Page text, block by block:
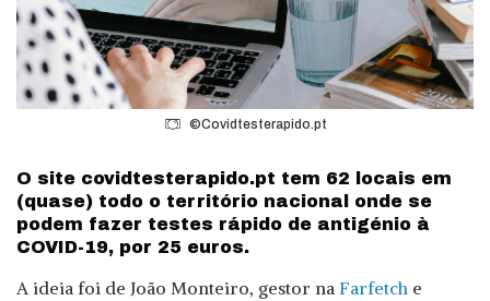
©Covidtesterapido.pt
O site covidtesterapido.pt tem 62 locais em
(quase) todo o território nacional onde se
podem fazer testes rápido de antigénio à
COVID-19, por 25 euros.
A ideia foi de João Monteiro, gestor na Farfetch e